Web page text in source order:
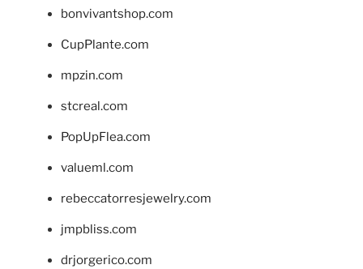
bonvivantshop.com
CupPlante.com
mpzin.com
stcreal.com
PopUpFlea.com
valueml.com
rebeccatorresjewelry.com
jmpbliss.com
drjorgerico.com